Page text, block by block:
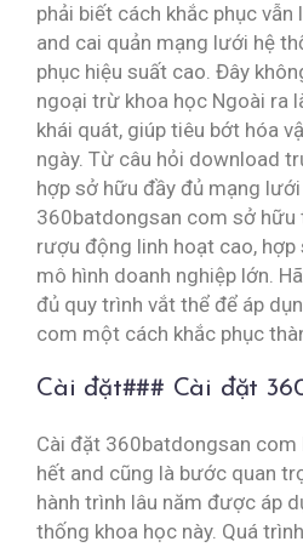
phải biết cách khắc phục
and cai quản mạng lưới hệ
phục hiệu suất cao. Đây
ngoại trừ khoa học Ngoài ra
khái quát, giúp tiêu bớt hóa
ngày. Từ câu hỏi download
hợp sở hữu đầy đủ mạng
360batdongsan com sở hữu
rượu động linh hoạt cao,
mô hình doanh nghiệp lớn.
đủ quy trình vắt thể để áp
com một cách khắc phục
Cài đặt### Cài đặt
Cài đặt 360batdongsan
hết and cũng là bước quan
hành trình lâu năm được áp
thống khoa học này. Quá